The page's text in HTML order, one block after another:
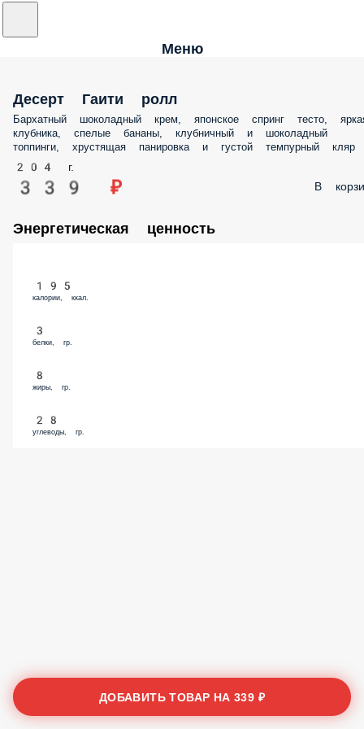
Меню
Десерт Гаити ролл
Бархатный шоколадный крем, японское спринг тесто,
клубника, спелые бананы, клубничный и шоколадный
топпинги, хрустящая панировка и густой темпурный кляр
204 г.
339 ₽ В
Энергетическая ценность
195
калории, ккал.
3
белки, гр.
8
жиры, гр.
28
углеводы, гр.
ДОБАВИТЬ ТОВАР НА339 ₽